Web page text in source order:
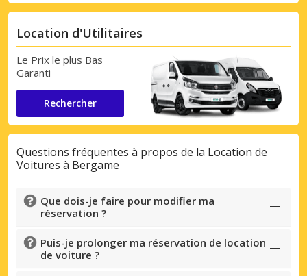
Location d'Utilitaires
Le Prix le plus Bas
Garanti
Rechercher
Questions fréquentes à propos de la Location de
Voitures à Bergame
Que dois-je faire pour modifier ma
réservation ?
Puis-je prolonger ma réservation de location
de voiture ?